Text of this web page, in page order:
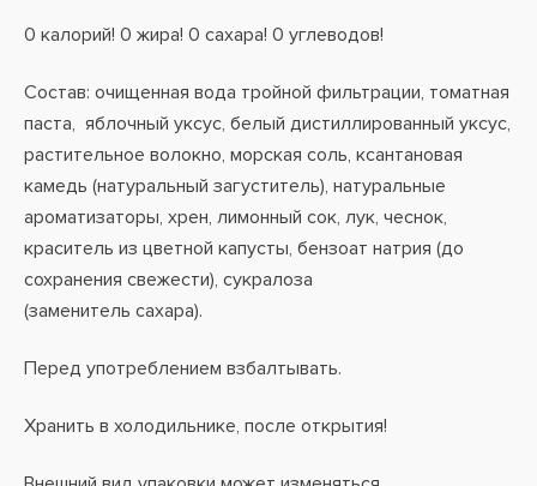
0 калорий! 0 жира! 0 сахара! 0 углеводов!
Состав: очищенная вода тройной фильтрации, томатная
паста, яблочный уксус, белый дистиллированный уксус,
растительное волокно, морская соль, ксантановая
камедь (натуральный загуститель), натуральные
ароматизаторы, хрен, лимонный сок, лук, чеснок,
краситель из цветной капусты, бензоат натрия (до
сохранения свежести), сукралоза
(заменитель сахара).
Перед употреблением взбалтывать.
Хранить в холодильнике, после открытия!